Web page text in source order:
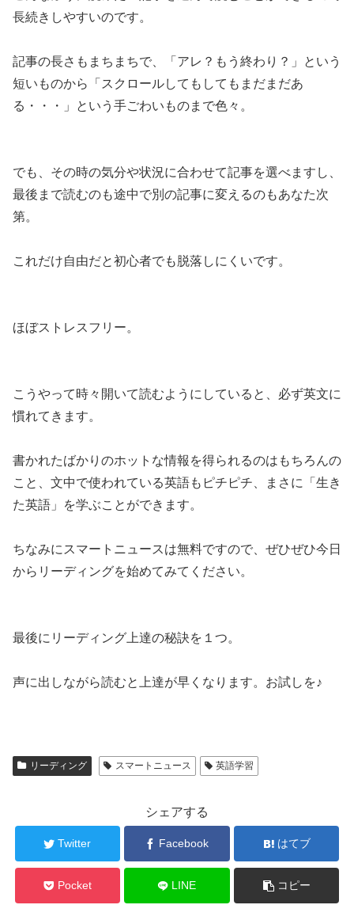
長続きしやすいのです。
記事の長さもまちまちで、「アレ？もう終わり？」という
短いものから「スクロールしてもしてもまだまだあ
る・・・」という手ごわいものまで色々。
でも、その時の気分や状況に合わせて記事を選べますし、
最後まで読むのも途中で別の記事に変えるのもあなた次
第。
これだけ自由だと初心者でも脱落しにくいです。
ほぼストレスフリー。
こうやって時々開いて読むようにしていると、必ず英文に
慣れてきます。
書かれたばかりのホットな情報を得られるのはもちろんの
こと、文中で使われている英語もピチピチ、まさに「生き
た英語」を学ぶことができます。
ちなみに スマートニュースは無料ですので、ぜひぜひ今日
からリーディングを始めてみてください。
最後にリーディング上達の秘訣を１つ。
声に出しながら読むと上達が早くなります。 お試しを♪
リーディング スマートニュース 英語学習
シェアする
Twitter Facebook はてブ
Pocket LINE コピー